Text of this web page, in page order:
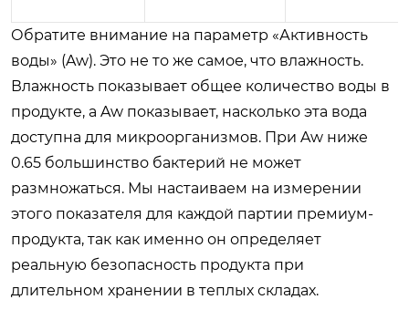
Обратите внимание на параметр «Активность
воды» (Aw). Это не то же самое, что влажность.
Влажность показывает общее количество воды в
продукте, а Aw показывает, насколько эта вода
доступна для микроорганизмов. При Aw ниже
0.65 большинство бактерий не может
размножаться. Мы настаиваем на измерении
этого показателя для каждой партии премиум-
продукта, так как именно он определяет
реальную безопасность продукта при
длительном хранении в теплых складах.